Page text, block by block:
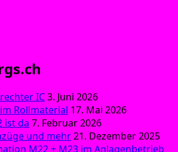
IC3. Juni 2026
Rollmaterial 17. Mai 2026
ist da 7. Februar 2026
und mehr21. Dezember 2025
M22 + M23 im Anlagenbetrieb